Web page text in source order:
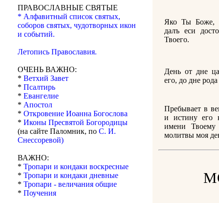
ПРАВОСЛАВНЫЕ СВЯТЫЕ
* Алфавитный список святых,
соборов святых, чудотворных икон
и событий.
Летопись Православия.
ОЧЕНЬ ВАЖНО:
* Ветхий Завет
* Псалтирь
* Евангелие
* Апостол
* Откровение Иоанна Богослова
* Иконы Пресвятой Богородицы
(на сайте Паломник, по С. И.
Снессоревой)
ВАЖНО:
* Тропари и кондаки воскресные
* Тропари и кондаки дневные
* Тропари - величания общие
* Поучения
Яко Ты Боже,
далъ еси
Твоего.
День от дне
его, до дне
Пребывает в
и истину его
имени
молитвы моя